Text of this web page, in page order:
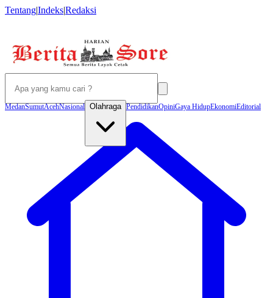
Tentang|Indeks|Redaksi
MedanSumutAcehNasional Olahraga PendidikanOpiniGaya HidupEkonomiEditorial